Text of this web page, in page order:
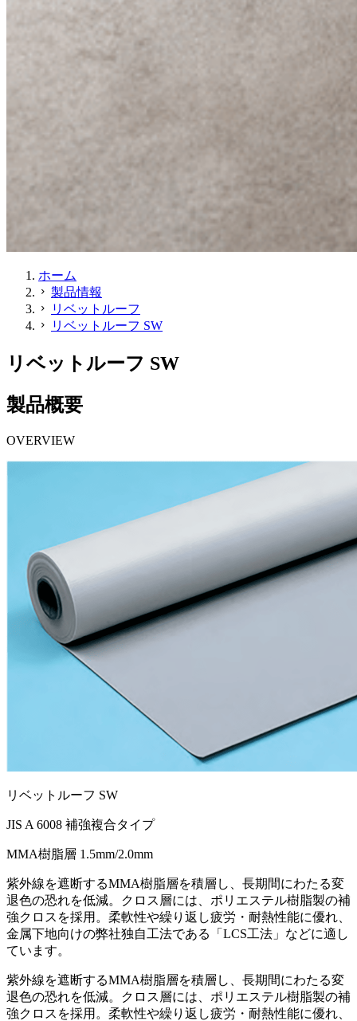
ホーム
chevron_right 製品情報
chevron_right リベットルーフ
chevron_right リベットルーフ SW
リベットルーフ SW
製品概要
OVERVIEW
リベットルーフ SW
JIS A 6008 補強複合タイプ
MMA樹脂層 1.5mm/2.0mm
紫外線を遮断するMMA樹脂層を積層し、長期間にわたる変
退色の恐れを低減。クロス層には、ポリエステル樹脂製の補
強クロスを採用。柔軟性や繰り返し疲労・耐熱性能に優れ、
金属下地向けの弊社独自工法である「LCS工法」などに適し
ています。
紫外線を遮断するMMA樹脂層を積層し、長期間にわたる変
退色の恐れを低減。クロス層には、ポリエステル樹脂製の補
強クロスを採用。柔軟性や繰り返し疲労・耐熱性能に優れ、